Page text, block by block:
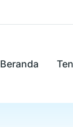
Beranda